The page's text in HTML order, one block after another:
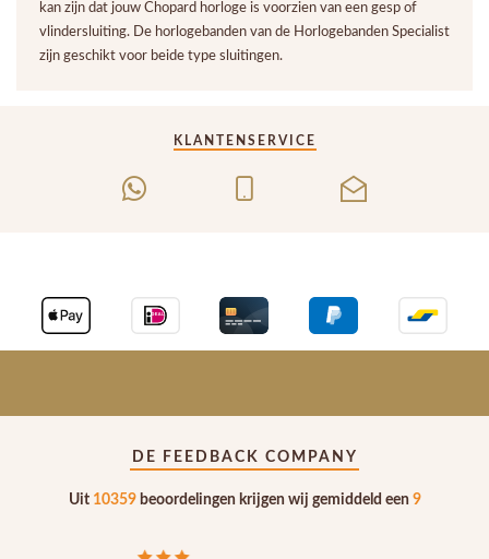
kan zijn dat jouw Chopard horloge is voorzien van een gesp of
vlindersluiting. De horlogebanden van de Horlogebanden Specialist
zijn geschikt voor beide type sluitingen.
KLANTENSERVICE
DE FEEDBACK COMPANY
Uit 10359beoordelingen krijgen wij gemiddeld een 9